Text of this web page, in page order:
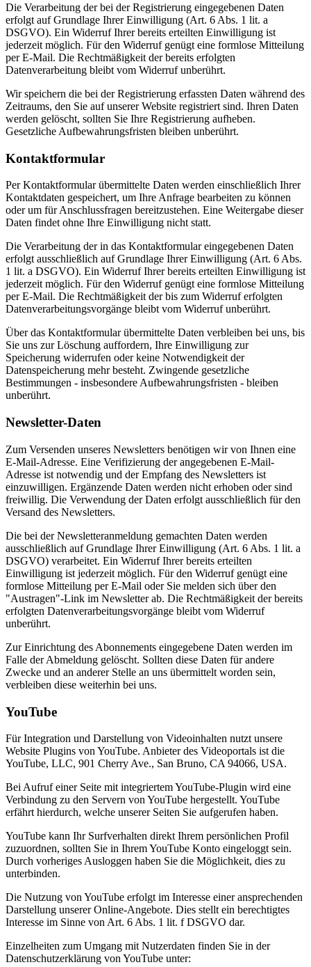
Die Verarbeitung der bei der Registrierung eingegebenen Daten
erfolgt auf Grundlage Ihrer Einwilligung (Art. 6 Abs. 1 lit. a
DSGVO). Ein Widerruf Ihrer bereits erteilten Einwilligung ist
jederzeit möglich. Für den Widerruf genügt eine formlose Mitteilung
per E-Mail. Die Rechtmäßigkeit der bereits erfolgten
Datenverarbeitung bleibt vom Widerruf unberührt.
Wir speichern die bei der Registrierung erfassten Daten während des
Zeitraums, den Sie auf unserer Website registriert sind. Ihren Daten
werden gelöscht, sollten Sie Ihre Registrierung aufheben.
Gesetzliche Aufbewahrungsfristen bleiben unberührt.
Kontaktformular
Per Kontaktformular übermittelte Daten werden einschließlich Ihrer
Kontaktdaten gespeichert, um Ihre Anfrage bearbeiten zu können
oder um für Anschlussfragen bereitzustehen. Eine Weitergabe dieser
Daten findet ohne Ihre Einwilligung nicht statt.
Die Verarbeitung der in das Kontaktformular eingegebenen Daten
erfolgt ausschließlich auf Grundlage Ihrer Einwilligung (Art. 6 Abs.
1 lit. a DSGVO). Ein Widerruf Ihrer bereits erteilten Einwilligung ist
jederzeit möglich. Für den Widerruf genügt eine formlose Mitteilung
per E-Mail. Die Rechtmäßigkeit der bis zum Widerruf erfolgten
Datenverarbeitungsvorgänge bleibt vom Widerruf unberührt.
Über das Kontaktformular übermittelte Daten verbleiben bei uns, bis
Sie uns zur Löschung auffordern, Ihre Einwilligung zur
Speicherung widerrufen oder keine Notwendigkeit der
Datenspeicherung mehr besteht. Zwingende gesetzliche
Bestimmungen - insbesondere Aufbewahrungsfristen - bleiben
unberührt.
Newsletter-Daten
Zum Versenden unseres Newsletters benötigen wir von Ihnen eine
E-Mail-Adresse. Eine Verifizierung der angegebenen E-Mail-
Adresse ist notwendig und der Empfang des Newsletters ist
einzuwilligen. Ergänzende Daten werden nicht erhoben oder sind
freiwillig. Die Verwendung der Daten erfolgt ausschließlich für den
Versand des Newsletters.
Die bei der Newsletteranmeldung gemachten Daten werden
ausschließlich auf Grundlage Ihrer Einwilligung (Art. 6 Abs. 1 lit. a
DSGVO) verarbeitet. Ein Widerruf Ihrer bereits erteilten
Einwilligung ist jederzeit möglich. Für den Widerruf genügt eine
formlose Mitteilung per E-Mail oder Sie melden sich über den
"Austragen"-Link im Newsletter ab. Die Rechtmäßigkeit der bereits
erfolgten Datenverarbeitungsvorgänge bleibt vom Widerruf
unberührt.
Zur Einrichtung des Abonnements eingegebene Daten werden im
Falle der Abmeldung gelöscht. Sollten diese Daten für andere
Zwecke und an anderer Stelle an uns übermittelt worden sein,
verbleiben diese weiterhin bei uns.
YouTube
Für Integration und Darstellung von Videoinhalten nutzt unsere
Website Plugins von YouTube. Anbieter des Videoportals ist die
YouTube, LLC, 901 Cherry Ave., San Bruno, CA 94066, USA.
Bei Aufruf einer Seite mit integriertem YouTube-Plugin wird eine
Verbindung zu den Servern von YouTube hergestellt. YouTube
erfährt hierdurch, welche unserer Seiten Sie aufgerufen haben.
YouTube kann Ihr Surfverhalten direkt Ihrem persönlichen Profil
zuzuordnen, sollten Sie in Ihrem YouTube Konto eingeloggt sein.
Durch vorheriges Ausloggen haben Sie die Möglichkeit, dies zu
unterbinden.
Die Nutzung von YouTube erfolgt im Interesse einer ansprechenden
Darstellung unserer Online-Angebote. Dies stellt ein berechtigtes
Interesse im Sinne von Art. 6 Abs. 1 lit. f DSGVO dar.
Einzelheiten zum Umgang mit Nutzerdaten finden Sie in der
Datenschutzerklärung von YouTube unter: